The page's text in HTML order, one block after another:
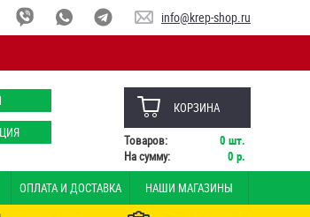
info@krep-shop.ru
КОРЗИНА
Товаров: 0 шт.
На сумму:
0 р.
ОПЛАТА И ДОСТАВКА НАШИ МАГАЗИНЫ